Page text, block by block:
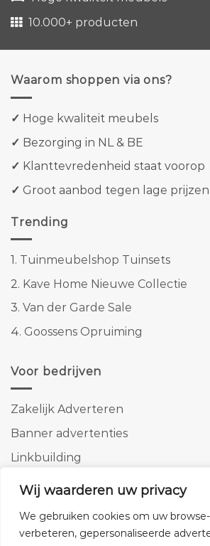
Wij waarderen uw privacy
We gebruiken cookies om uw
verbeteren, gepersonaliseerde
10.000+ producten
Waarom shoppen via ons?
✓ Hoge kwaliteit meubels
✓ Bezorging in NL & BE
✓ Klanttevredenheid staat voorop
✓ Groot aanbod tegen lage prijzen
Trending
1. Tuinmeubelshop Tuinsets
2. Kave Home Nieuwe Collectie
3. Van der Garde Sale
4. Goossens Opruiming
Voor bedrijven
Zakelijk Adverteren
Banner advertenties
Linkbuilding
SEO copywriting